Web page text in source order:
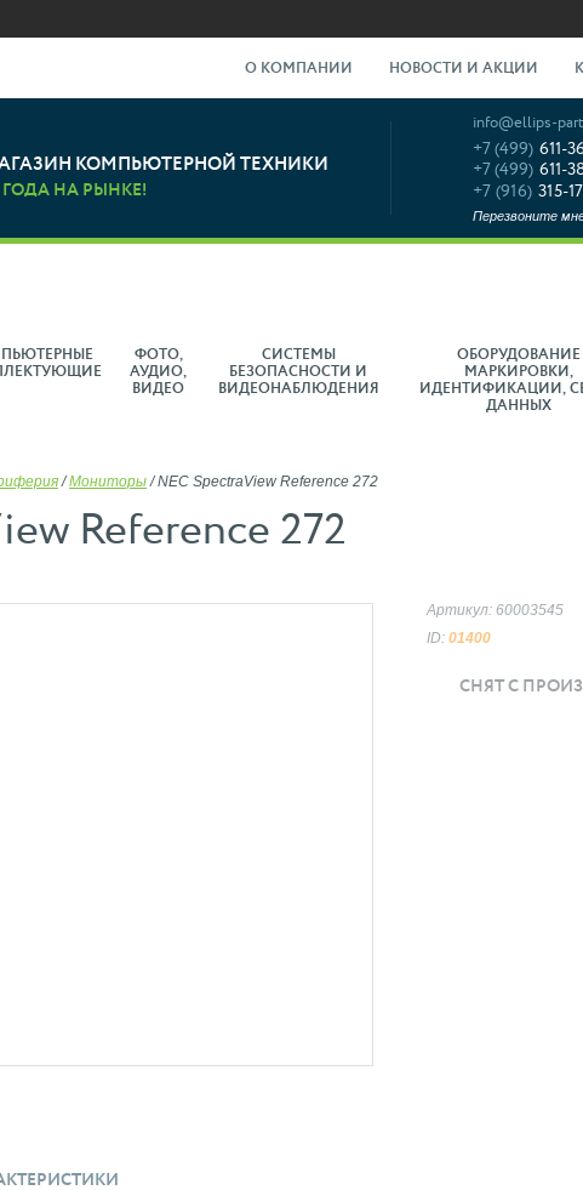
О КОМПАНИИ НОВОСТИ И АКЦИИ
КОМПЬЮТЕРНОЙ ТЕХНИКИ
ГОДА НА РЫНКЕ!
info@ellips-
+7 (499) 611-
+7 (499) 611-
+7 (916) 315-
Перезвоните
ФОТО,
АУДИО,
ВИДЕО
СИСТЕМЫ
БЕЗОПАСНОСТИ И
ВИДЕОНАБЛЮДЕНИЯ
ОБОРУДОВАНИЕ
МАРКИРОВКИ,
ИДЕНТИФИКАЦИИ,
ДАННЫХ
/Мониторы /NEC SpectraView Reference 272
Reference 272
Артикул: 60003545
ID: 01400
СНЯТ С